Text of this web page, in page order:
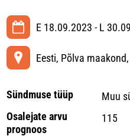
E 18.09.2023 - L
Eesti, Põlva
Sündmuse tüüp
Muu
Osalejate arvu
prognoos
115